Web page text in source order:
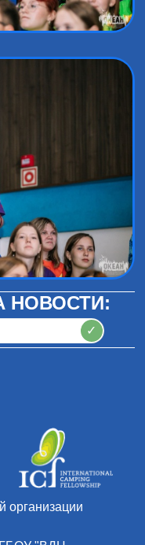
НОВОСТИ:
✓
организации